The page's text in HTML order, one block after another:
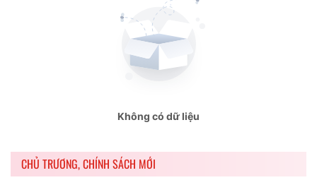
Không có dữ liệu
CHỦ TRƯƠNG, CHÍNH SÁCH MỚI